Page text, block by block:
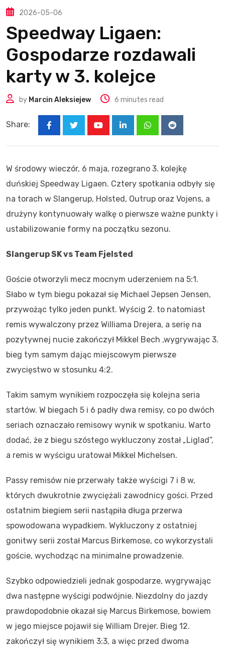
2026-05-06
Speedway Ligaen:
Gospodarze rozdawali
karty w 3. kolejce
by Marcin Aleksiejew 6 minutes read
Share:
LinkedInWhatsappReddit
W środowy wieczór, 6 maja, rozegrano 3. kolejkę
duńskiej Speedway Ligaen. Cztery spotkania odbyły się
na torach w Slangerup, Holsted, Outrup oraz Vojens, a
drużyny kontynuowały walkę o pierwsze ważne punkty i
ustabilizowanie formy na początku sezonu.
Slangerup SK vs Team Fjelsted
Goście otworzyli mecz mocnym uderzeniem na 5:1.
Słabo w tym biegu pokazał się Michael Jepsen Jensen,
przywożąc tylko jeden punkt. Wyścig 2. to natomiast
remis wywalczony przez Williama Drejera, a serię na
pozytywnej nucie zakończył Mikkel Bech ,wygrywając 3.
bieg tym samym dając miejscowym pierwsze
zwycięstwo w stosunku 4:2.
Takim samym wynikiem rozpoczęła się kolejna seria
startów. W biegach 5 i 6 padły dwa remisy, co po dwóch
seriach oznaczało remisowy wynik w spotkaniu. Warto
dodać, że z biegu szóstego wykluczony został „Liglad”,
a remis w wyścigu uratował Mikkel Michelsen.
Passy remisów nie przerwały także wyścigi 7 i 8 w,
których dwukrotnie zwyciężali zawodnicy gości. Przed
ostatnim biegiem serii nastąpiła długa przerwa
spowodowana wypadkiem. Wykluczony z ostatniej
gonitwy serii został Marcus Birkemose, co wykorzystali
goście, wychodząc na minimalne prowadzenie.
Szybko odpowiedzieli jednak gospodarze, wygrywając
dwa następne wyścigi podwójnie. Niezdolny do jazdy
prawdopodobnie okazał się Marcus Birkemose, bowiem
w jego miejsce pojawił się William Drejer. Bieg 12.
zakończył się wynikiem 3:3, a więc przed dwoma